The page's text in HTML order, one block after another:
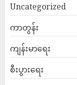
Uncategorized
ကာတွန်း
ကျန်းမာရေး
စီးပွားရေး